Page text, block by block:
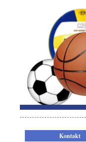
Kontakt